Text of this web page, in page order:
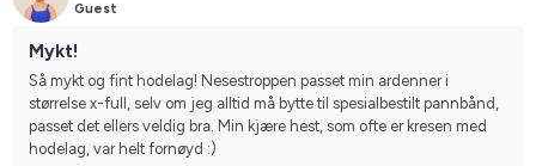
Guest
Mykt!
Så mykt og fint hodelag! Nesestroppen passet min ardenner i
størrelse x-full, selv om jeg alltid må bytte til spesialbestilt pannbånd,
passet det ellers veldig bra. Min kjære hest, som ofte er kresen med
hodelag, var helt fornøyd :)